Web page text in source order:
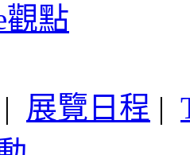
觀點
| 展覽日程 |